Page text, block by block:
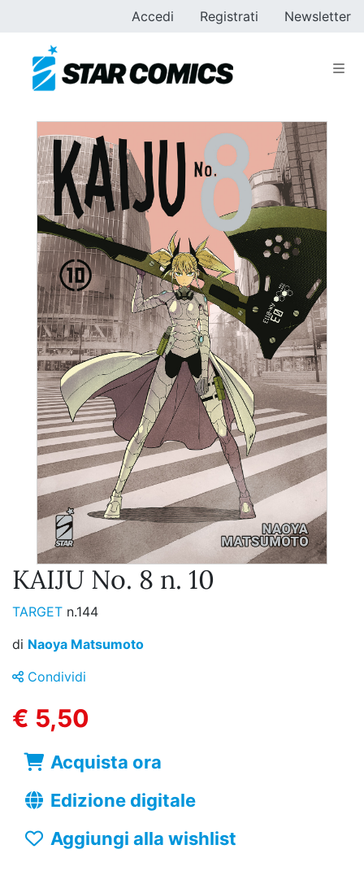
Accedi Registrati Newsletter
KAIJU No. 8 n. 10
TARGET n.144
di Naoya Matsumoto
Condividi
€ 5,50
Acquista ora
Edizione digitale
Aggiungi alla wishlist